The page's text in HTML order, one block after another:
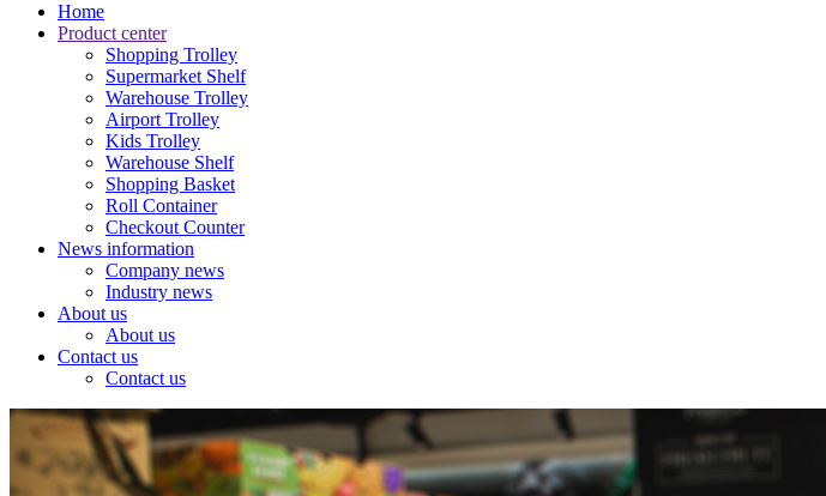
Home
Product center
Shopping Trolley
Supermarket Shelf
Warehouse Trolley
Airport Trolley
Kids Trolley
Warehouse Shelf
Shopping Basket
Roll Container
Checkout Counter
News information
Company news
Industry news
About us
About us
Contact us
Contact us